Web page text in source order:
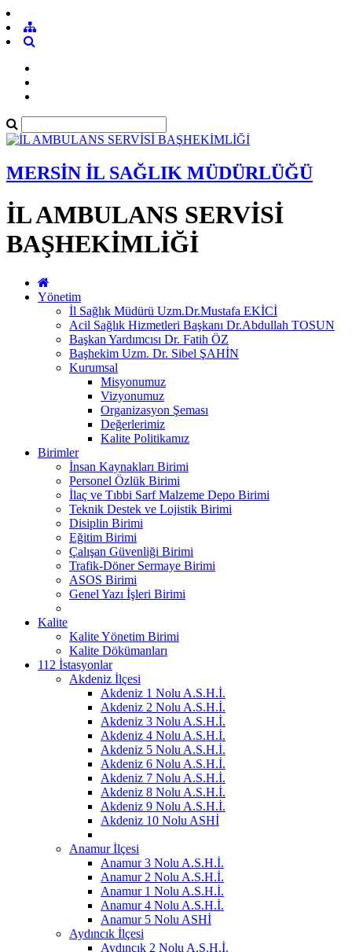
MERSİN İL SAĞLIK MÜDÜRLÜĞÜ
İL AMBULANS SERVİSİ
BAŞHEKİMLİĞİ
Yönetim
İl Sağlık Müdürü Uzm.Dr.Mustafa EKİCİ
Acil Sağlık Hizmetleri Başkanı Dr.Abdullah TOSUN
Başkan Yardımcısı Dr. Fatih ÖZ
Başhekim Uzm. Dr. Sibel ŞAHİN
Kurumsal
Misyonumuz
Vizyonumuz
Organizasyon Şeması
Değerlerimiz
Kalite Politikamız
Birimler
İnsan Kaynakları Birimi
Personel Özlük Birimi
İlaç ve Tıbbi Sarf Malzeme Depo Birimi
Teknik Destek ve Lojistik Birimi
Disiplin Birimi
Eğitim Birimi
Çalışan Güvenliği Birimi
Trafik-Döner Sermaye Birimi
ASOS Birimi
Genel Yazı İşleri Birimi
Kalite
Kalite Yönetim Birimi
Kalite Dökümanları
112 İstasyonlar
Akdeniz İlçesi
Akdeniz 1 Nolu A.S.H.İ.
Akdeniz 2 Nolu A.S.H.İ.
Akdeniz 3 Nolu A.S.H.İ.
Akdeniz 4 Nolu A.S.H.İ.
Akdeniz 5 Nolu A.S.H.İ.
Akdeniz 6 Nolu A.S.H.İ.
Akdeniz 7 Nolu A.S.H.İ.
Akdeniz 8 Nolu A.S.H.İ.
Akdeniz 9 Nolu A.S.H.İ.
Akdeniz 10 Nolu ASHİ
Anamur İlçesi
Anamur 3 Nolu A.S.H.İ.
Anamur 2 Nolu A.S.H.İ.
Anamur 1 Nolu A.S.H.İ.
Anamur 4 Nolu A.S.H.İ.
Anamur 5 Nolu ASHİ
Aydıncık İlçesi
Aydıncık 2 Nolu A.S.H.İ.